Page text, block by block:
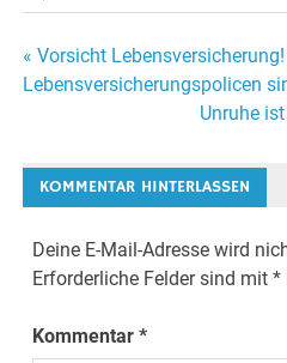
Beitrags-
« Vorsicht
Lebensversicherungspolicen
Unruhe
KOMMENTAR HINTERLASSEN
Deine E-Mail-Adresse wird
Erforderliche Felder sind mit*
Kommentar*